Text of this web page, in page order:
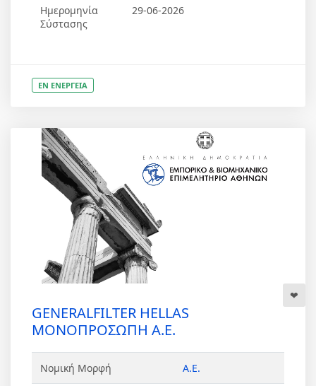
Ημερομηνία
Σύστασης
29-06-2026
ΕΝ ΕΝΕΡΓΕΙΑ
GENERALFILTER HELLAS
ΜΟΝΟΠΡΟΣΩΠΗ Α.Ε.
Νομική Μορφή Α.Ε.